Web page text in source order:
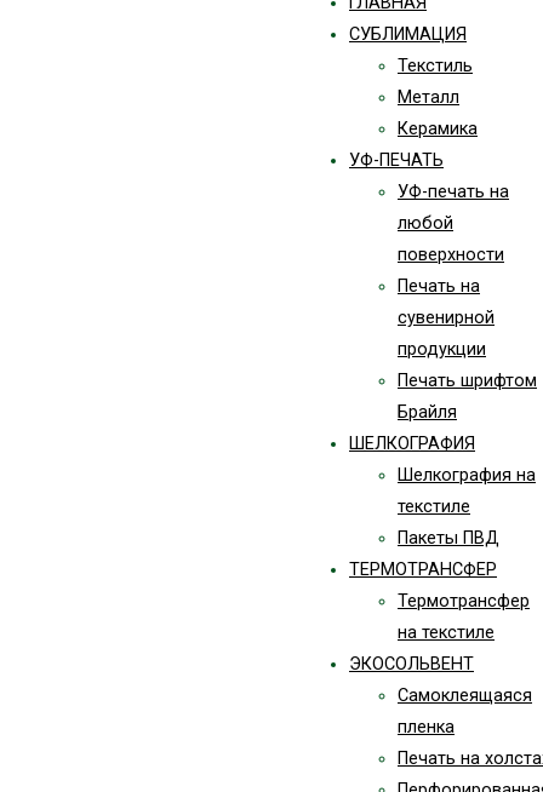
СУБЛИМАЦИЯ
Текстиль
Металл
Керамика
УФ-ПЕЧАТЬ
УФ-печать на
любой
поверхности
Печать на
сувенирной
продукции
Печать шрифтом
Брайля
ШЕЛКОГРАФИЯ
Шелкография на
текстиле
Пакеты ПВД
ТЕРМОТРАНСФЕР
Термотрансфер
на текстиле
ЭКОСОЛЬВЕНТ
Самоклеящаяся
пленка
Печать на